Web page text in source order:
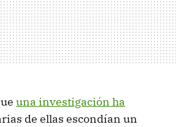
una investigación ha
de ellas escondían un